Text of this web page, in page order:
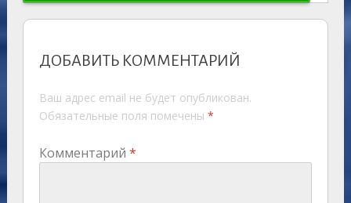
ДОБАВИТЬ КОММЕНТАРИЙ
Ваш адрес email не будет опубликован.
Обязательные поля помечены *
Комментарий *